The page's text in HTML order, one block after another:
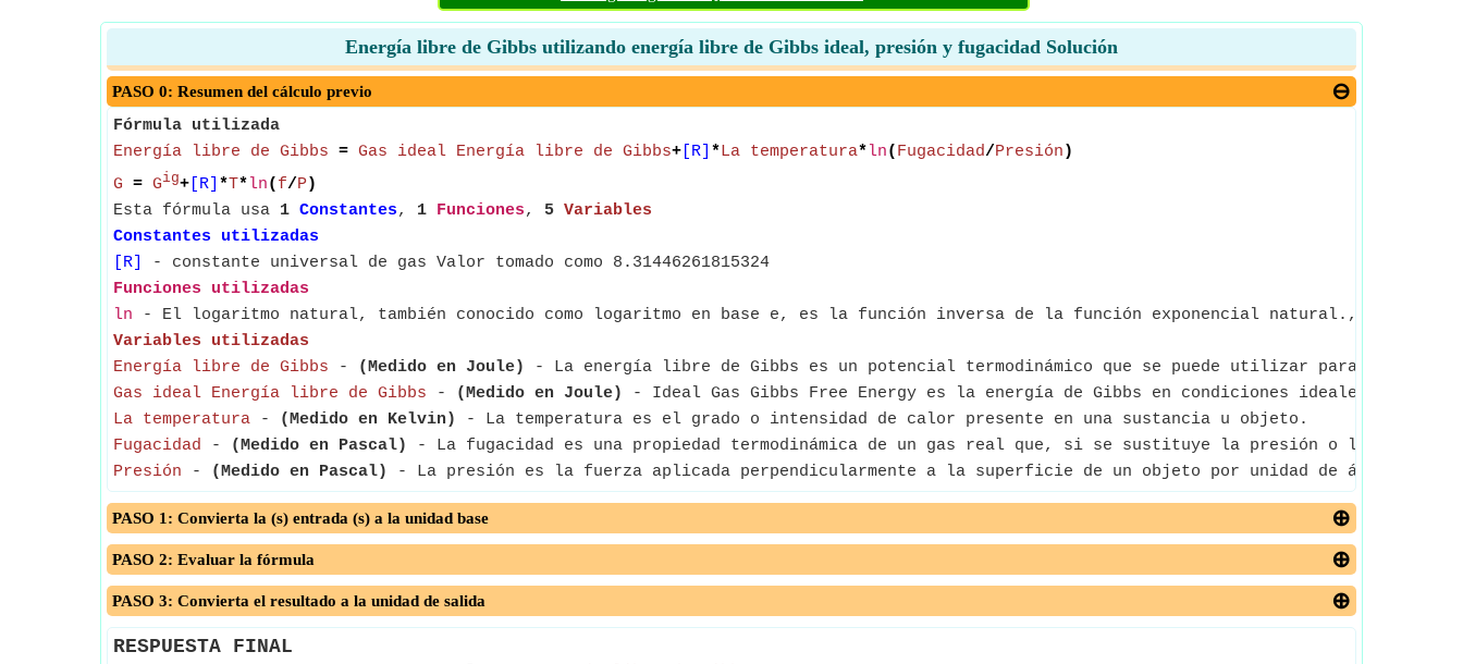
Energía libre de Gibbs utilizando energía libre de Gibbs ideal, presión y fugacidad Solución
PASO 0: Resumen del cálculo previo
Fórmula utilizada
Energía libre de Gibbs = Gas ideal Energía libre de Gibbs+ [R] *La temperatura*ln( Fugacidad/Presión )
G = Gig+ [R] *T*ln( f/P)
Esta fórmula usa 1 Constantes, 1 Funciones, 5 Variables
Constantes utilizadas
[R]
- constante universal de gas Valor tomado como 8.31446261815324
Funciones utilizadas
ln - El logaritmo natural, también conocido como logaritmo en base e, es la función inversa de la función exponencial natural.,
Variables utilizadas
Energía libre de Gibbs - (Medido en Joule)
- La energía libre de Gibbs es un potencial termodinámico que se puede utilizar para calcular
Gas ideal Energía libre de Gibbs - (Medido en Joule)
- Ideal Gas Gibbs Free Energy es la energía de Gibbs en condiciones ideales.
La temperatura - (Medido en Kelvin)
- La temperatura es el grado o intensidad de calor presente en una sustancia u objeto.
Fugacidad - (Medido en Pascal)
- La fugacidad es una propiedad termodinámica de un gas real que, si se sustituye la presión o la
Presión - (Medido en Pascal) - La presión es la fuerza aplicada perpendicularmente a la superficie de un objeto por unidad de área
PASO 1: Convierta la (s) entrada (s) a la unidad base
PASO 2: Evaluar la fórmula
PASO 3: Convierta el resultado a la unidad de salida
RESPUESTA FINAL